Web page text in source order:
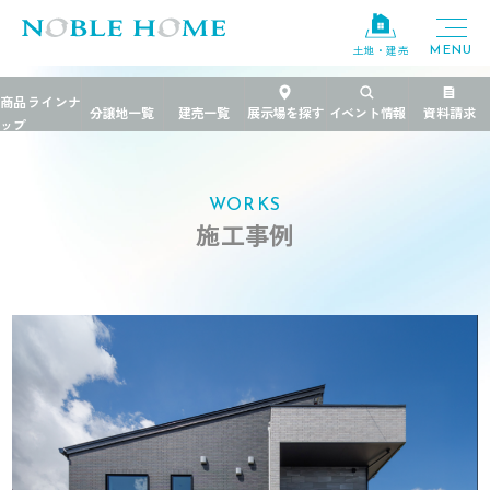
土地・建売
TOP>施工事例 ブラック×ホワイトのインテリアが美しい、細部にまで
WORKS
施工事例